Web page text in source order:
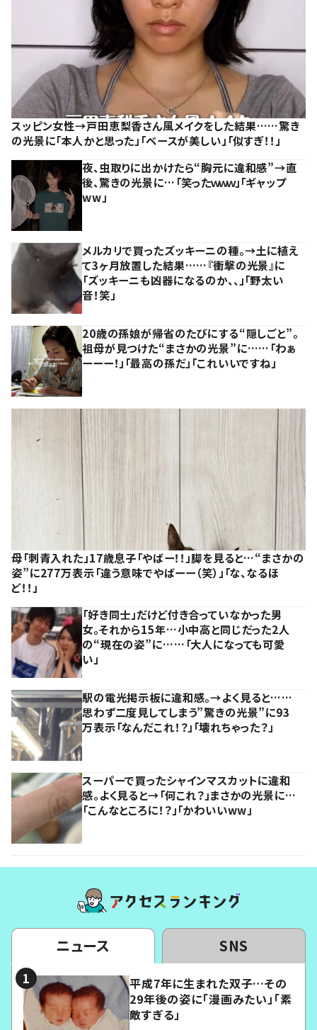
スッピン女性→戸田恵梨香さん風メイクをした結果……驚き
の光景に「本人かと思った」「ベースが美しい」「似すぎ！！」
夜、虫取りに出かけたら“胸元に違和感”→直
後、驚きの光景に…「笑ったｗｗｗ」「ギャップ
ww」
メルカリで買ったズッキーニの種。→土に植え
て3ヶ月放置した結果……『衝撃の光景』に
「ズッキーニも凶器になるのか、、」「野太い
音！笑」
20歳の孫娘が帰省のたびにする“隠しごと”。
祖母が見つけた“まさかの光景”に……「わぁ
ーーー！」「最高の孫だ」「これいいですね」
母「刺青入れた」17歳息子「やばー！！」脚を見ると…“まさかの
姿”に277万表示「違う意味でやばーー（笑）」「な、なるほ
ど！！」
「好き同士」だけど付き合っていなかった男
女。それから15年…小中高と同じだった2人
の“現在の姿”に……「大人になっても可愛
い」
駅の電光掲示板に違和感。→よく見ると……
思わず二度見してしまう”驚きの光景”に93
万表示「なんだこれ！？」「壊れちゃった？」
スーパーで買ったシャインマスカットに違和
感。よく見ると→「何これ？」まさかの光景に…
「こんなところに！？」「かわいいww」
ニュース SNS
平成7年に生まれた双子…その
29年後の姿に「漫画みたい」「素
敵すぎる」